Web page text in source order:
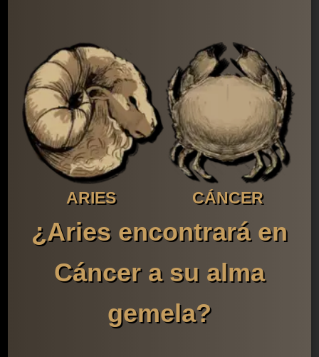
ARIES CÁNCER
¿Aries encontrará en
Cáncer a su alma
gemela?